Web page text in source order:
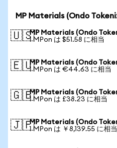
MP Materials (Ondo
🇺🇸MP Materials (Ondo
1 MPon は $51.58 に相当
🇪🇺MP Materials (Ondo
1 MPon は €44.63 に相当
🇬🇧MP Materials (Ondo
1 MPon は £38.23 に相当
🇯🇵MP Materials (Ondo
1 MPon は ￥8,139.55 に相当